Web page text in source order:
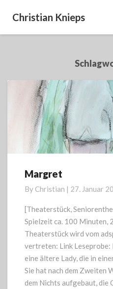
Christian Knieps
Margret
Margret
By Christian | 27. Januar
[Theaterstück,
Spielzeit ca. 100 Minuten,
Theaterstück wird vom
vertreten: Link
eine ältere Lady, die in
Sie hat nach dem Zweiten
dem Nichts aufgebaut, die